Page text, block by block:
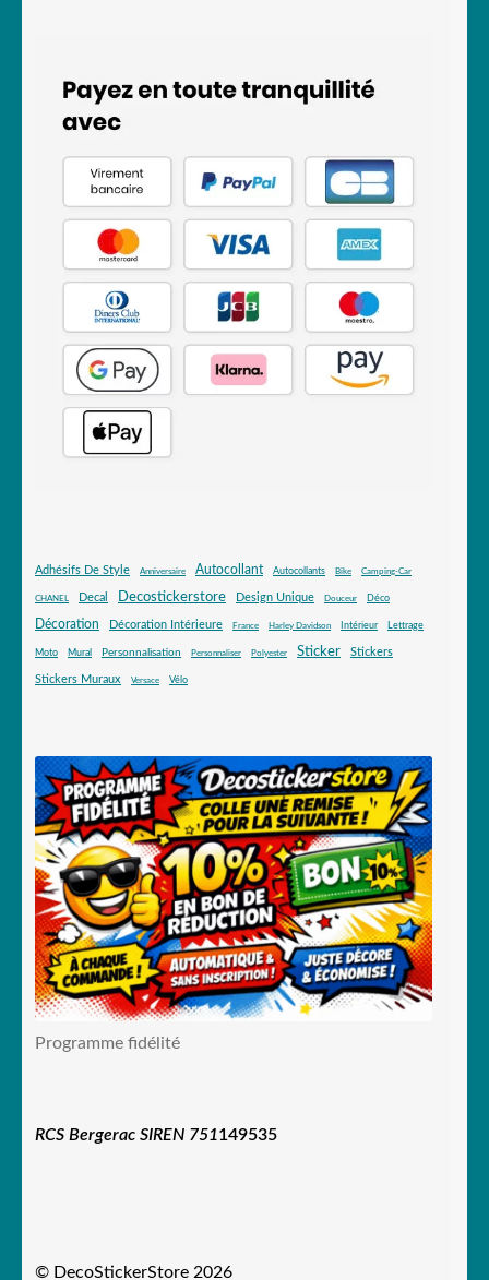
Adhésifs De Style Anniversaire Autocollant Autocollants Bike Camping-Car
CHANEL Decal Decostickerstore Design Unique Douceur Déco
Décoration Décoration Intérieure France Harley Davidson Intérieur Lettrage
Moto Mural Personnalisation Personnaliser Polyester Sticker Stickers
Stickers Muraux Versace Vélo
Programme fidélité
RCS Bergerac SIREN 751149535
© DecoStickerStore 2026